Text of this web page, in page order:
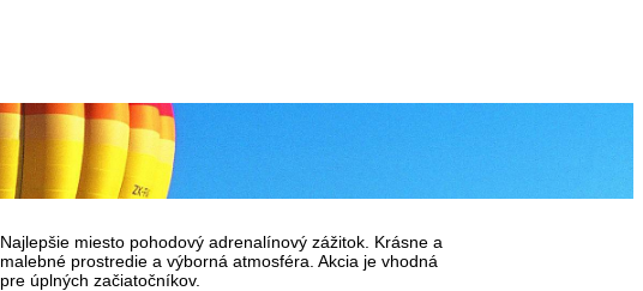
Najlepšie miesto pohodový adrenalínový zážitok. Krásne a
malebné prostredie a výborná atmosféra. Akcia je vhodná
pre úplných začiatočníkov.